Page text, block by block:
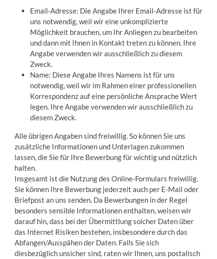
Email-Adresse: Die Angabe Ihrer Email-Adresse ist für
uns notwendig, weil wir eine unkomplizierte
Möglichkeit brauchen, um Ihr Anliegen zu bearbeiten
und dann mit Ihnen in Kontakt treten zu können. Ihre
Angabe verwenden wir ausschließlich zu diesem
Zweck.
Name: Diese Angabe Ihres Namens ist für uns
notwendig, weil wir im Rahmen einer professionellen
Korrespondenz auf eine persönliche Ansprache Wert
legen. Ihre Angabe verwenden wir ausschließlich zu
diesem Zweck.
Alle übrigen Angaben sind freiwillig. So können Sie uns
zusätzliche Informationen und Unterlagen zukommen
lassen, die Sie für Ihre Bewerbung für wichtig und nützlich
halten.
Insgesamt ist die Nutzung des Online-Formulars freiwillig.
Sie können Ihre Bewerbung jederzeit auch per E-Mail oder
Briefpost an uns senden. Da Bewerbungen in der Regel
besonders sensible Informationen enthalten, weisen wir
darauf hin, dass bei der Übermittlung solcher Daten über
das Internet Risiken bestehen, insbesondere durch das
Abfangen/Ausspähen der Daten. Falls Sie sich
diesbezüglich unsicher sind, raten wir Ihnen, uns postalisch